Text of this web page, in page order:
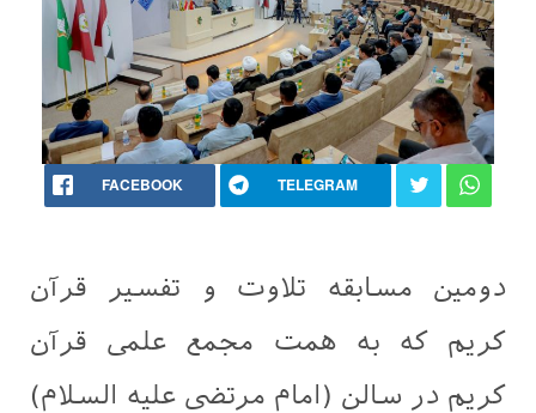
FACEBOOK TELEGRAM
دومین مسابقه تلاوت و تفسیر قرآن
کریم که به همت مجمع علمی قرآن
کریم در سالن (امام مرتضی علیه السلام)